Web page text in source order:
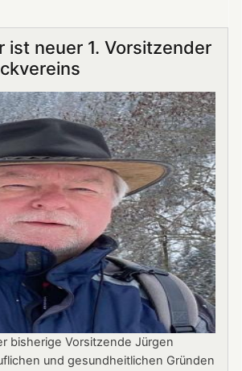
ist neuer 1. Vorsitzender
bisherige Vorsitzende Jürgen
und gesundheitlichen Gründen